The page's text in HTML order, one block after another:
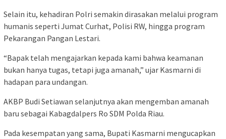
Selain itu, kehadiran Polri semakin dirasakan melalui program
humanis seperti Jumat Curhat, Polisi RW, hingga program
Pekarangan Pangan Lestari.
“Bapak telah mengajarkan kepada kami bahwa keamanan
bukan hanya tugas, tetapi juga amanah,” ujar Kasmarni di
hadapan para undangan.
AKBP Budi Setiawan selanjutnya akan mengemban amanah
baru sebagai Kabagdalpers Ro SDM Polda Riau.
Pada kesempatan yang sama, Bupati Kasmarni mengucapkan